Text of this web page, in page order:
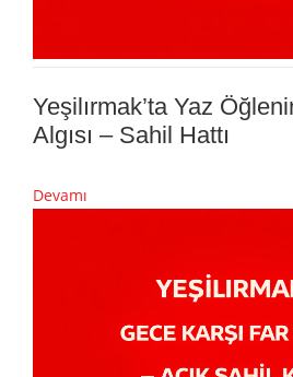
Yeşilırmak’ta Yaz
Algısı – Sahil Hattı
Devamı